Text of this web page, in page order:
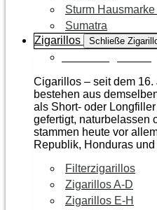
Sturm
Sumatra
Zigarillos
Schließe
Cigarillos – seit dem
bestehen aus
als Short- oder
gefertigt, naturbelassen
stammen heute vor
Republik, Honduras
Filterzigarillos
Zigarillos A-D
Zigarillos E-H